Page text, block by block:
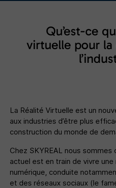
Qu’est-ce
virtuelle pour
La Réalité Virtuelle est un
aux industries d’être plus
construction du monde de
Chez SKYREAL nous sommes
actuel est en train de vivre
numérique, conduite
et des réseaux sociaux (le